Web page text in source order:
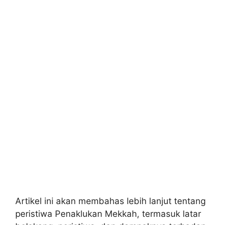
Artikel ini akan membahas lebih lanjut tentang
peristiwa Penaklukan Mekkah, termasuk latar